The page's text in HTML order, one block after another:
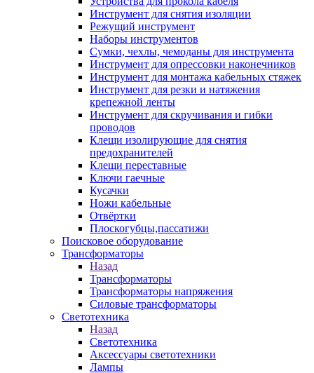
Инструмент для снятия изоляции
Режущий инструмент
Наборы инструментов
Сумки, чехлы, чемоданы для инструмента
Инструмент для опрессовки наконечников
Инструмент для монтажа кабельных стяжек
Инструмент для резки и натяжения
крепежной ленты
Инструмент для скручивания и гибки
проводов
Клещи изолирующие для снятия
предохранителей
Клещи переставные
Ключи гаечные
Кусачки
Ножи кабельные
Отвёртки
Плоскогубцы,пассатижи
Поисковое оборудование
Трансформаторы
Назад
Трансформаторы
Трансформаторы напряжения
Силовые трансформаторы
Светотехника
Назад
Светотехника
Аксессуары светотехники
Лампы